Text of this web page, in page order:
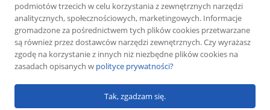
Copyright © 2026 Rafał Żuber
Powered byKlub eMarketera
podmiotów trzecich w celu korzystania z zewnętrznych narzędzi
analitycznych, społecznościowych, marketingowych. Informacje
gromadzone za pośrednictwem tych plików cookies przetwarzane
są również przez dostawców narzędzi zewnętrznych. Czy wyrażasz
zgodę na korzystanie z innych niż niezbędne plików cookies na
zasadach opisanych w polityce prywatności?
Tak, zgadzam się.